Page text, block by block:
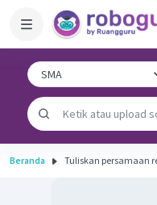
Beranda Tuliskan persamaan